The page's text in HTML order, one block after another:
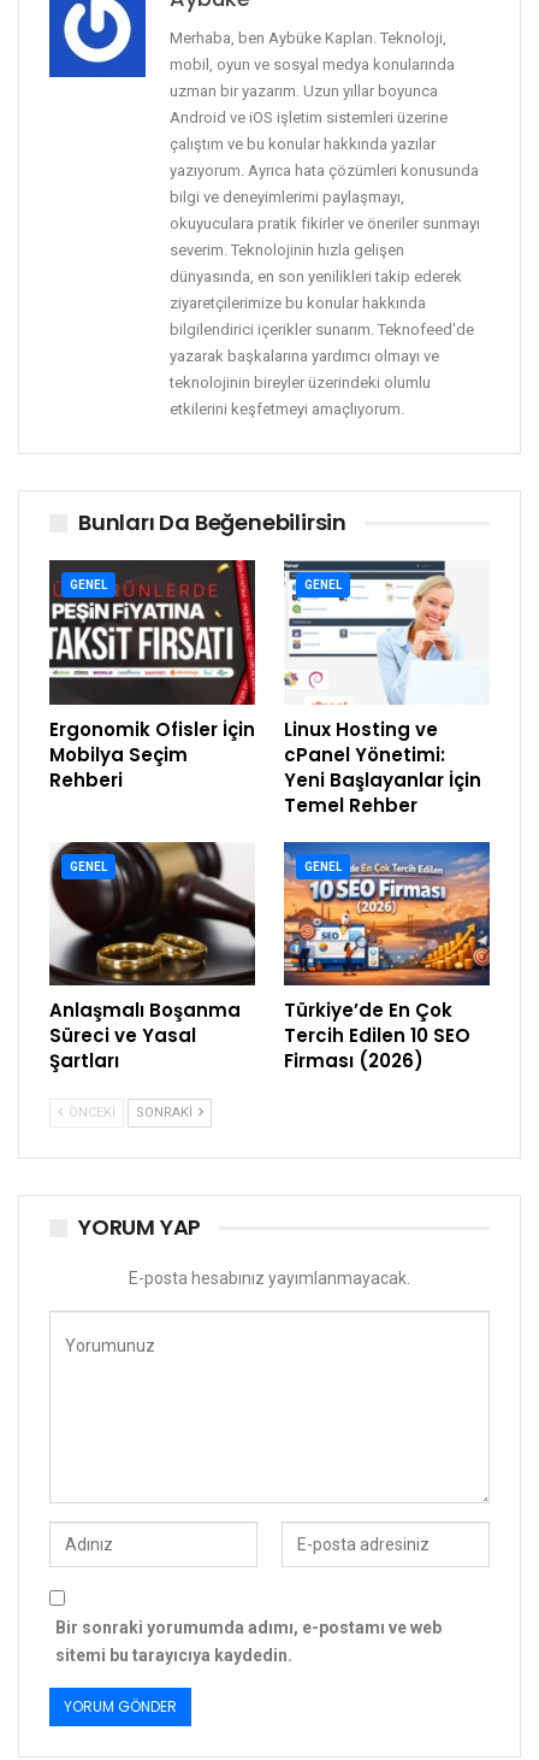
Merhaba, ben Aybüke Kaplan. Teknoloji,
mobil, oyun ve sosyal medya konularında
uzman bir yazarım. Uzun yıllar boyunca
Android ve iOS işletim sistemleri üzerine
çalıştım ve bu konular hakkında yazılar
yazıyorum. Ayrıca hata çözümleri konusunda
bilgi ve deneyimlerimi paylaşmayı,
okuyuculara pratik fikirler ve öneriler sunmayı
severim. Teknolojinin hızla gelişen
dünyasında, en son yenilikleri takip ederek
ziyaretçilerimize bu konular hakkında
bilgilendirici içerikler sunarım. Teknofeed'de
yazarak başkalarına yardımcı olmayı ve
teknolojinin bireyler üzerindeki olumlu
etkilerini keşfetmeyi amaçlıyorum.
Bunları Da Beğenebilirsin
GENEL
Ergonomik Ofisler İçin
Mobilya Seçim
Rehberi
GENEL
Linux Hosting ve
cPanel Yönetimi:
Yeni Başlayanlar İçin
Temel Rehber
GENEL
Anlaşmalı Boşanma
Süreci ve Yasal
Şartları
GENEL
Türkiye’de En Çok
Tercih Edilen 10 SEO
Firması (2026)
ÖNCEKI SONRAKI
YORUM YAP
E-posta hesabınız yayımlanmayacak.
Bir sonraki yorumumda adımı, e-postamı ve web
sitemi bu tarayıcıya kaydedin.